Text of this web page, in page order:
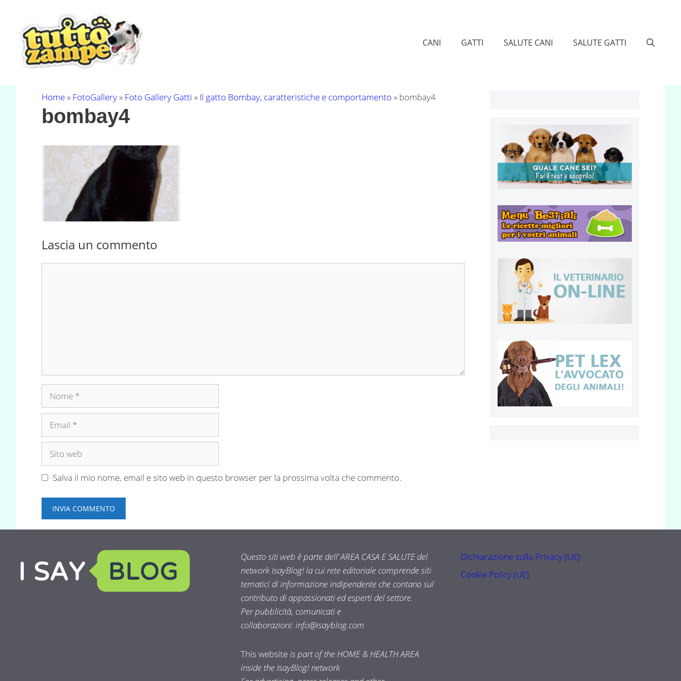
contenuto
CANI GATTI SALUTE CANI SALUTE GATTI
Home» FotoGallery» Foto Gallery Gatti » Il gatto Bombay, caratteristiche e comportamento » bombay4
bombay4
Lascia un commento
Nome
Email
Sito
Salva il mio nome, email e sito web in questo browser per la prossima volta che commento.
Questo siti web è parte dell’ AREA CASA E SALUTE del
network IsayBlog! la cui rete editoriale comprende siti
tematici di informazione indipendente che contano sul
contributo di appassionati ed esperti del settore.
Per pubblicità, comunicati e
collaborazioni:info@isayblog.com
This websiteis part of the HOME & HEALTH AREA
inside the IsayBlog! network
Dichiarazione sulla Privacy (UE)
Cookie Policy (UE)